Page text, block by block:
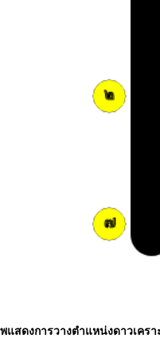
แสดงการวางตำแหน่งดาวเคร